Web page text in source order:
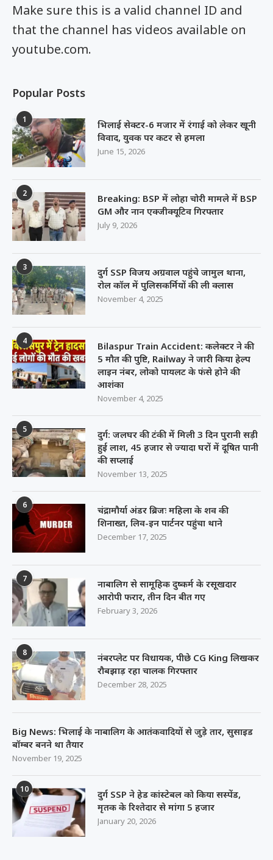
Make sure this is a valid channel ID and
that the channel has videos available on
youtube.com.
Popular Posts
1
भिलाई सेक्टर-6 मजार में रंगाई को लेकर खूनी
विवाद, युवक पर कटर से हमला
June 15, 2026
2
Breaking: BSP में लोहा चोरी मामले में BSP
GM और नान एक्जीक्यूटिव गिरफ्तार
July 9, 2026
3
दुर्ग SSP विजय अग्रवाल पहुंचे जामुल थाना,
रोल कॉल में पुलिसकर्मियों की ली क्लास
November 4, 2025
4
Bilaspur Train Accident: कलेक्टर ने की
5 मौत की पुष्टि, Railway ने जारी किया हेल्प
लाइन नंबर, लोको पायलट के फंसे होने की
आशंका
November 4, 2025
5
दुर्ग: जलघर की टंकी में मिली 3 दिन पुरानी सड़ी
हुई लाश, 45 हजार से ज्यादा घरों में दूषित पानी
की सप्लाई
November 13, 2025
6
चंद्रामौर्या अंडर ब्रिजः महिला के शव की
शिनाख्त, लिव-इन पार्टनर पहुंचा थाने
December 17, 2025
7
नाबालिग से सामूहिक दुष्कर्म के रसूखदार
आरोपी फरार, तीन दिन बीत गए
February 3, 2026
8
नंबरप्लेट पर विधायक, पीछे CG King लिखकर
रौबझाड़ रहा चालक गिरफ्तार
December 28, 2025
Big News: भिलाई के नाबालिग के आतंकवादियों से जुड़े तार, सुसाइड
बॉम्बर बनने था तैयार
November 19, 2025
10
दुर्ग SSP ने हेड कांस्टेबल को किया सस्पेंड,
मृतक के रिश्तेदार से मांगा 5 हजार
January 20, 2026